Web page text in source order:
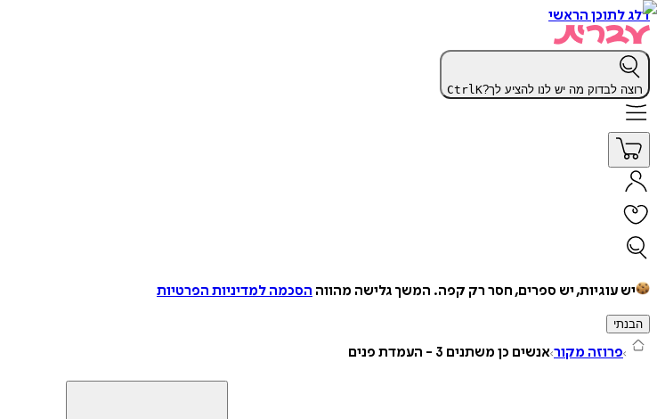
דלג לתוכן הראשי
רוצה לבדוק מה יש לנו להציע לך? CtrlK
יש עוגיות, יש ספרים, חסר רק קפה. המשך גלישה מהווה הסכמה למדיניות הפרטיות
הבנתי
פרוזה מקור אנשים כן משתנים 3 - העמדת פנים